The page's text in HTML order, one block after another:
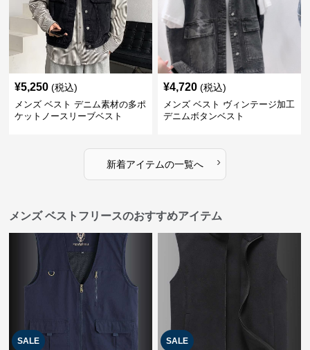
¥5,250 (税込)
メンズ ベスト デニム素材の多ポ
ケットノースリーブベスト
¥4,720 (税込)
メンズ ベスト ヴィンテージ加工
デニムボタンベスト
新着アイテムの一覧へ ›
メンズ ベストフリースのおすすめアイテム
SALE SALE